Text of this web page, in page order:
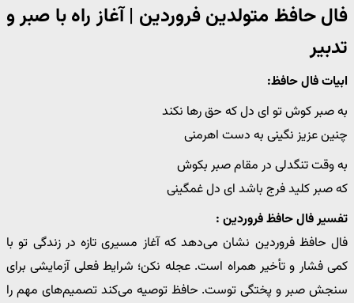
فال حافظ متولدین فروردین | آغاز راه با صبر و
تدبیر
ابیات فال حافظ:
به صبر کوش تو ای دل که حق رها نکند
چنین عزیز نگینی به دست اهرمنی
به وقت تنگدلی در مقام صبر بکوش
که صبر کلید فرج باشد ای دل غمگینی
تفسیر فال حافظ فروردین :
فال حافظ فروردین نشان می‌دهد که آغاز مسیری تازه در زندگی تو با
کمی فشار و تأخیر همراه است. عجله نکن؛ شرایط فعلی آزمایشی برای
سنجش صبر و پختگی توست. حافظ توصیه می‌کند تصمیم‌های مهم را